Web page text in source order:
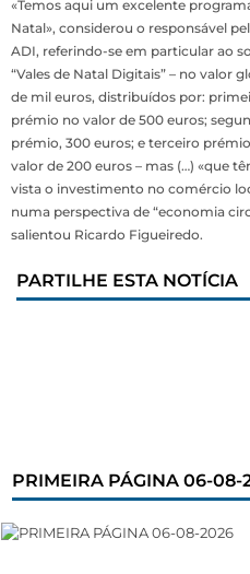
«Temos aqui um excelente
Natal», considerou o responsável
ADI, referindo-se em particular ao
“Vales de Natal Digitais” – no valor
de mil euros, distribuídos por:
prémio no valor de 500 euros;
prémio, 300 euros; e terceiro
valor de 200 euros – mas (…) «que
vista o investimento no comércio
numa perspectiva de “economia
salientou Ricardo Figueiredo.
PARTILHE ESTA NOTÍCIA
PRIMEIRA PÁGINA 06-08-